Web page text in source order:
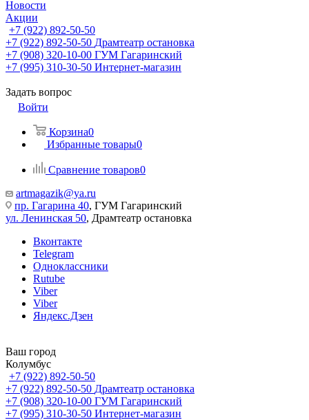
Новости
Акции
+7 (922) 892-50-50
+7 (922) 892-50-50 Драмтеатр остановка
+7 (908) 320-10-00 ГУМ Гагаринский
+7 (995) 310-30-50 Интернет-магазин
Задать вопрос
Войти
Корзина0
Избранные товары0
Сравнение товаров0
artmagazik@ya.ru
пр. Гагарина 40, ГУМ Гагаринский
ул. Ленинская 50, Драмтеатр остановка
Вконтакте
Telegram
Одноклассники
Rutube
Viber
Viber
Яндекс.Дзен
Ваш город
Колумбус
+7 (922) 892-50-50
+7 (922) 892-50-50 Драмтеатр остановка
+7 (908) 320-10-00 ГУМ Гагаринский
+7 (995) 310-30-50 Интернет-магазин